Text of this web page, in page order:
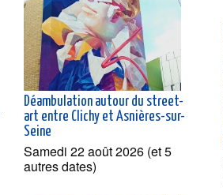
Déambulation autour du street-
art entre Clichy et Asnières-sur-
Seine
Samedi 22 août 2026 (et 5
autres dates)